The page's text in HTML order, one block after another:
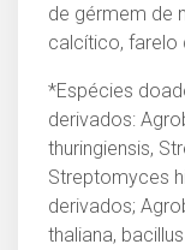
de gérmem de
calcítico, farelo
*Espécies
derivados:
thuringiensis,
Streptomyces
derivados;
thaliana,